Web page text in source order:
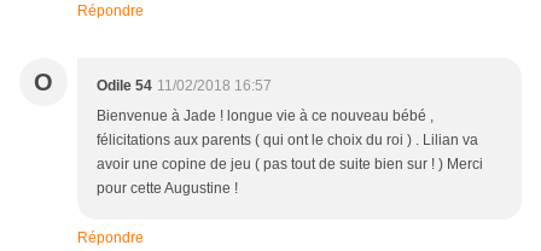
Répondre
O Odile 54 11/02/2018 16:57
Bienvenue à Jade ! longue vie à ce nouveau bébé ,
félicitations aux parents ( qui ont le choix du roi ) . Lilian va
avoir une copine de jeu ( pas tout de suite bien sur ! ) Merci
pour cette Augustine !
Répondre